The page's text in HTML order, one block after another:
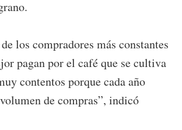
los compradores más constantes
pagan por el café que se cultiva
contentos porque cada año
de compras”, indicó